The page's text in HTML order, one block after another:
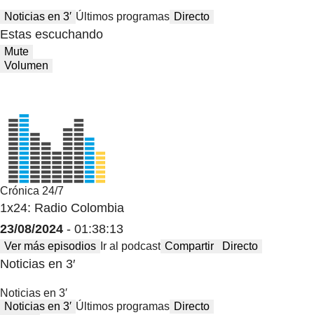
Noticias en 3′ Últimos programas Directo
Estas escuchando
Mute
Volumen
Crónica 24/7
1x24: Radio Colombia
23/08/2024 - 01:38:13
Ver más episodios Ir al podcast Compartir Directo
Noticias en 3′
Noticias en 3′
Noticias en 3′ Últimos programas Directo